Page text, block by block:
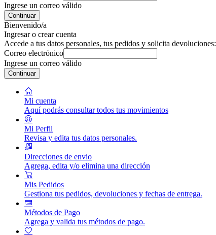
Ingrese un correo válido
Continuar
Bienvenido/a
Ingresar o crear cuenta
Accede a tus datos personales, tus pedidos y solicita devoluciones:
Correo electrónico
Ingrese un correo válido
Continuar
Mi cuenta
Aquí podrás consultar todos tus movimientos
Mi Perfil
Revisa y edita tus datos personales.
Direcciones de envio
Agrega, edita y/o elimina una dirección
Mis Pedidos
Gestiona tus pedidos, devoluciones y fechas de entrega.
Métodos de Pago
Agrega y valida tus métodos de pago.